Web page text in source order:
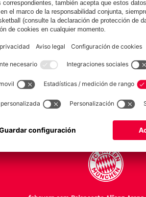
COLABORADOR
Masculino
FC Bayern Leyendas
FC Bayern World Squad